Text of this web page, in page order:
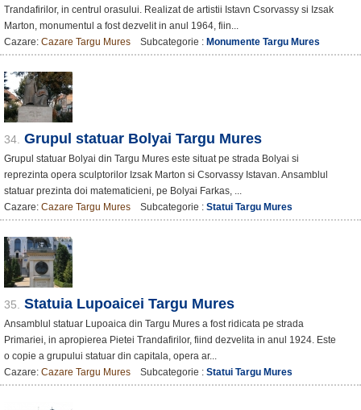
Trandafirilor, in centrul orasului. Realizat de artistii Istavn Csorvassy si Izsak
Marton, monumentul a fost dezvelit in anul 1964, fiin...
Cazare: Cazare Targu Mures Subcategorie : Monumente Targu Mures
34. Grupul statuar Bolyai Targu Mures
Grupul statuar Bolyai din Targu Mures este situat pe strada Bolyai si
reprezinta opera sculptorilor Izsak Marton si Csorvassy Istavan. Ansamblul
statuar prezinta doi matematicieni, pe Bolyai Farkas, ...
Cazare: Cazare Targu Mures Subcategorie : Statui Targu Mures
35. Statuia Lupoaicei Targu Mures
Ansamblul statuar Lupoaica din Targu Mures a fost ridicata pe strada
Primariei, in apropierea Pietei Trandafirilor, fiind dezvelita in anul 1924. Este
o copie a grupului statuar din capitala, opera ar...
Cazare: Cazare Targu Mures Subcategorie : Statui Targu Mures